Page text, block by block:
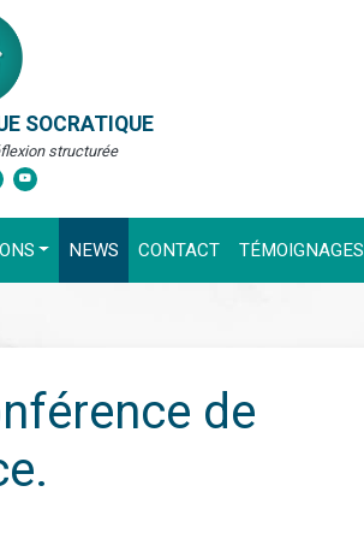
SOCRATIQUE
structurée
NEWS CONTACT TÉMOIGNAGES
de